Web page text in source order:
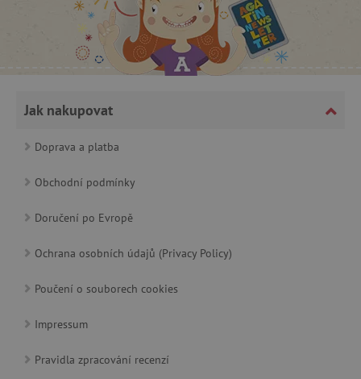
Jak nakupovat
Doprava a platba
Obchodní podmínky
Doručení po Evropě
Ochrana osobních údajů (Privacy Policy)
Poučení o souborech cookies
Impressum
Pravidla zpracování recenzí
CookieScriptConsent
PHPSESSID